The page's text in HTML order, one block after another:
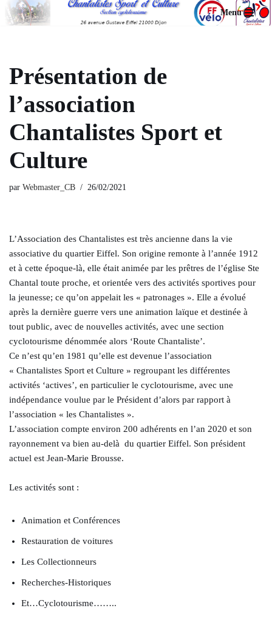
Menu
Présentation de
l’association
Chantalistes Sport et
Culture
par Webmaster_CB 26/02/2021
L’Association des Chantalistes est très ancienne dans la vie
associative du quartier Eiffel. Son origine remonte à l’année 1912
et à cette époque-là, elle était animée par les prêtres de l’église Ste
Chantal toute proche, et orientée vers des activités sportives pour
la jeunesse; ce qu’on appelait les « patronages ». Elle a évolué
après la dernière guerre vers une animation laïque et destinée à
tout public, avec de nouvelles activités, avec une section
cyclotourisme dénommée alors ‘Route Chantaliste’.
Ce n’est qu’en 1981 qu’elle est devenue l’association
« Chantalistes Sport et Culture » regroupant les différentes
activités ‘actives’, en particulier le cyclotourisme, avec une
indépendance voulue par le Président d’alors par rapport à
l’association « les Chantalistes ».
L’association compte environ 200 adhérents en l’an 2020 et son
rayonnement va bien au-delà du quartier Eiffel. Son président
actuel est Jean-Marie Brousse.
Les activités sont :
Animation et Conférences
Restauration de voitures
Les Collectionneurs
Recherches-Historiques
Et…Cyclotourisme……..